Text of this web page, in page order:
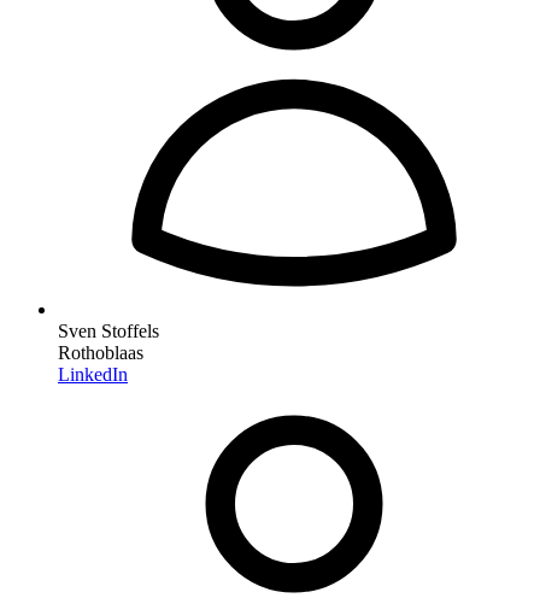
Sven Stoffels
Rothoblaas
LinkedIn